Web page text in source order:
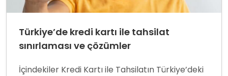
Türkiye’de kredi kartı ile tahsilat
sınırlaması ve çözümler
İçindekiler Kredi Kartı ile Tahsilatın Türkiye’deki